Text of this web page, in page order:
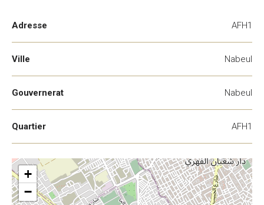
Adresse AFH1
Ville Nabeul
Gouvernerat Nabeul
Quartier AFH1
+
−